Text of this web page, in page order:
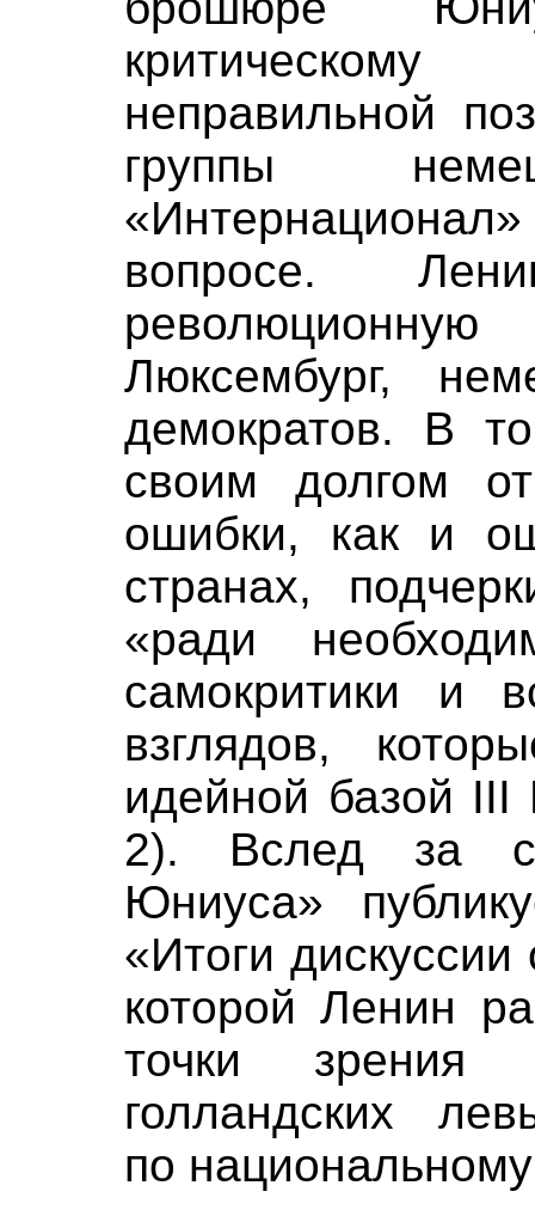
неправильной
группы
вопросе.
Люксембург,
демократов. В
своим долгом
ошибки, как и
странах,
«ради
самокритики и
взглядов,
идейной базой III
2). Вслед за
Юниуса»
«Итоги
которой Ленин
точки зрения
голландских
по